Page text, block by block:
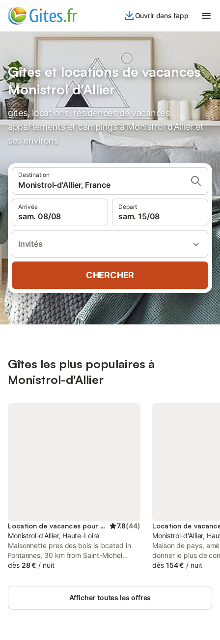
Ouvrir dans l’app
Gîtes et locations de vacances
Monistrol d'Allier
gîtes, locations, résidences de vacances,
appartements et campings à Monistrol d'Allier et
ses environs
Destination
Monistrol-d'Allier, France
Arrivée
sam. 08/08
Départ
sam. 15/08
Invités
CHERCHER
Gîtes les plus populaires à
Monistrol-d'Allier
Location de vacances pour 3 personnes 7.8(44)
Monistrol-d'Allier, Haute-Loire
Maisonnette pres des bois is located in
Fontannes, 30 km from Saint-Michel
d'Aiguilhe Church, 28 km from Puy-en-
de Barres Golf Course.
dès 28 € / nuit
Monistrol-d'Allier,
Maison de pays,
donner le plus de
Surface importante
et Billard ); pouvant
dès 154 € / nuit
Afficher toutes les offres